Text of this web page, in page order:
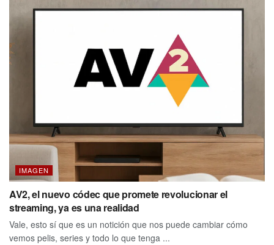
IMAGEN
AV2, el nuevo códec que promete revolucionar el
streaming, ya es una realidad
Vale, esto sí que es un notición que nos puede cambiar cómo
vemos pelis, series y todo lo que tenga ...